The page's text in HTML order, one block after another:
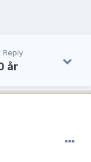
Reply
år